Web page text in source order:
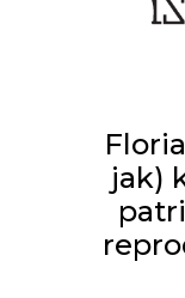
jak)